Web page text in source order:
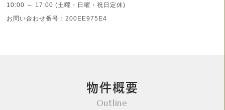
10:00 ～ 17:00 (土曜・日曜・祝日定休)
お問い合わせ番号：200EE975E4
物件概要
Outline